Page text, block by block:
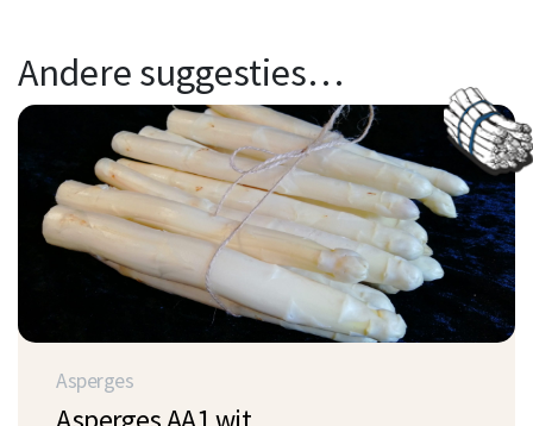
Andere suggesties…
Asperges